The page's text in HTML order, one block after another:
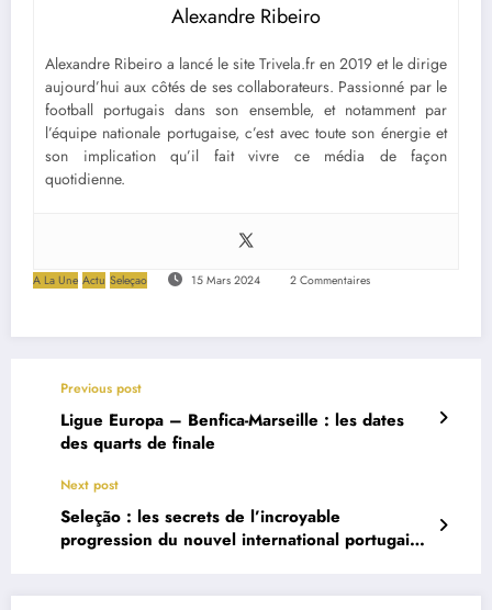
Alexandre Ribeiro
Alexandre Ribeiro a lancé le site Trivela.fr en 2019 et le dirige
aujourd’hui aux côtés de ses collaborateurs. Passionné par le
football portugais dans son ensemble, et notamment par
l’équipe nationale portugaise, c’est avec toute son énergie et
son implication qu’il fait vivre ce média de façon
quotidienne.
A La Une Actu Seleçao 15 Mars 2024 2 Commentaires
Previous post
Ligue Europa – Benfica-Marseille : les dates
des quarts de finale
Next post
Seleção : les secrets de l’incroyable
progression du nouvel international portugais